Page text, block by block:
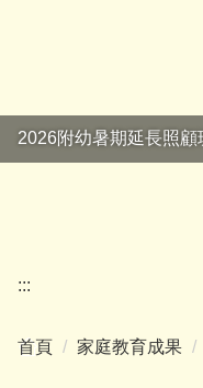
2026附幼暑期延長照顧
:::
首頁 家庭教育成果